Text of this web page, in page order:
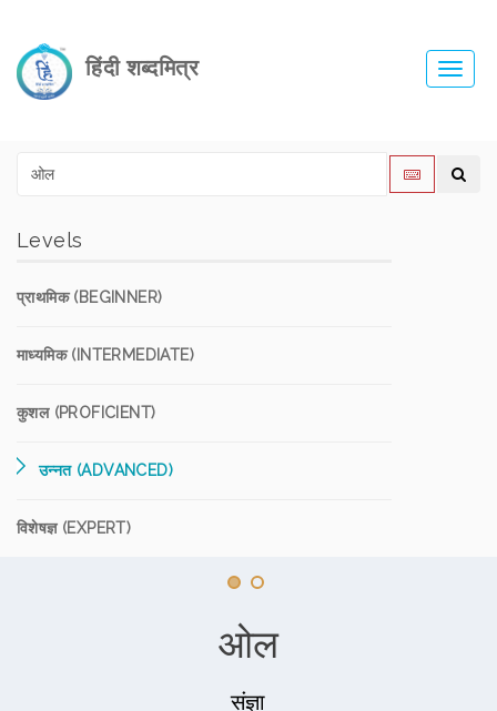
हिंदी शब्दमित्र
Levels
प्राथमिक (BEGINNER)
माध्यमिक (INTERMEDIATE)
कुशल (PROFICIENT)
उन्नत (ADVANCED)
विशेषज्ञ (EXPERT)
ओल
संज्ञा